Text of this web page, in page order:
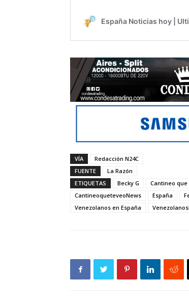
VÍA
Redacción N24C
FUENTE
La Razón
ETIQUETAS
Becky G Cantineo que
CantineoqueteveoNews
España
Venezolanos en España